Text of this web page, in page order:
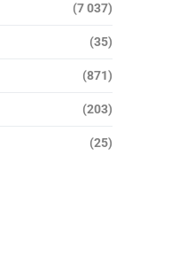
(7 037)
(35)
(871)
(203)
(25)